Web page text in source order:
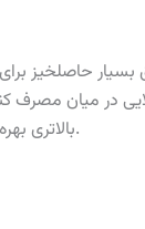
بسیار حاصلخیز
در میان مصرف
بالاتری بهره مند هستند که در ادامه چند نمونه از آن ها را بررسی خواهیم نمود.